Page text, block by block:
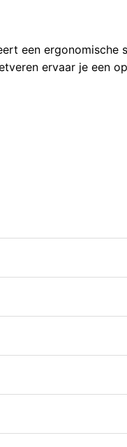
een ergonomische
ervaar je een